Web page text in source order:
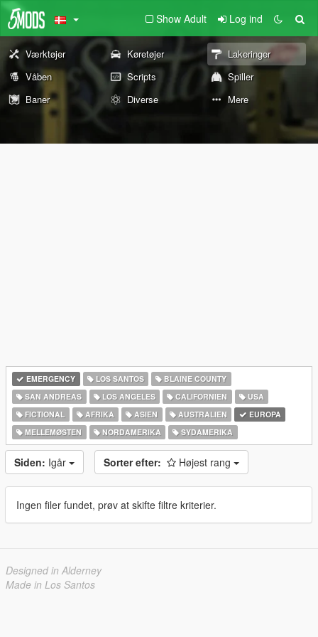
Show Adult Log ind
Værktøjer Køretøjer
Lakeringer
Våben
Scripts
Spiller
Baner
Diverse Mere
EMERGENCY LOS SANTOS
BLAINE COUNTY
SAN ANDREAS
LOS ANGELES CALIFORNIEN
USA
FICTIONAL
AFRIKA ASIEN AUSTRALIEN
EUROPA
MELLEMØSTEN
NORDAMERIKA SYDAMERIKA
Siden: Igår Sorter efter: Højest rang
Ingen filer fundet, prøv at skifte filtre kriterier.
Designed in Alderney
Made in Los Santos